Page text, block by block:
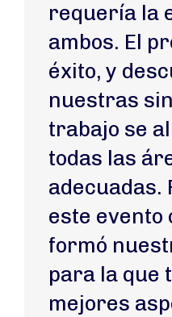
requería la
ambos. El
éxito, y
nuestras
trabajo se
todas las
adecuadas.
este evento
formó
para la que
mejores